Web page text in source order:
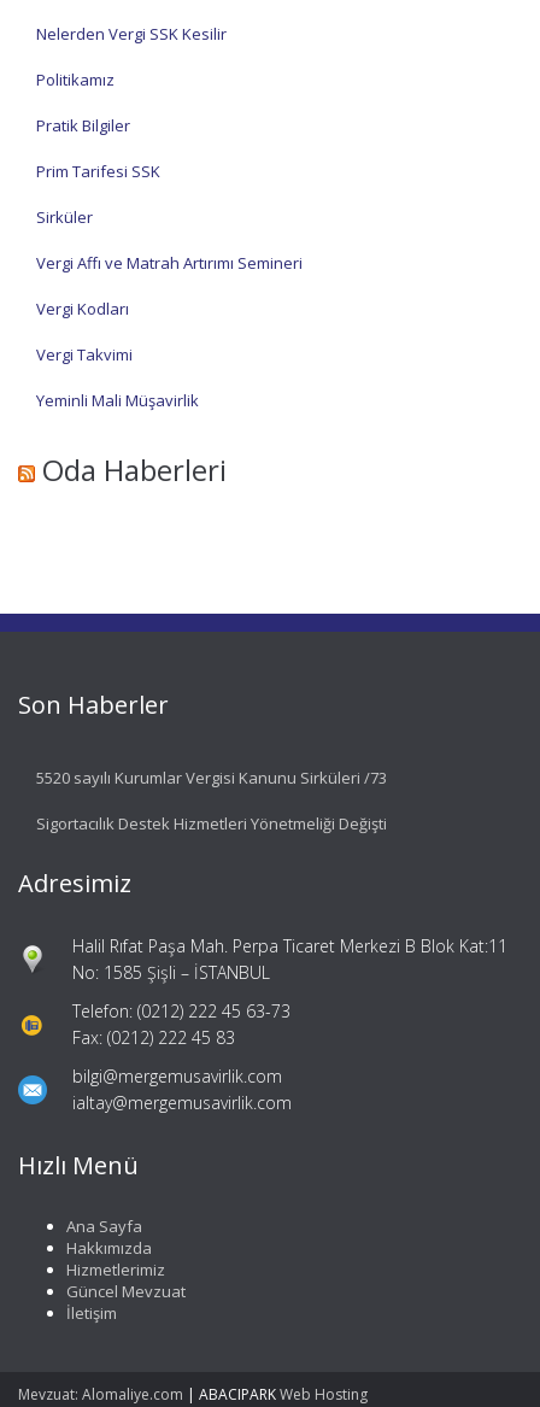
Nelerden Vergi SSK Kesilir
Politikamız
Pratik Bilgiler
Prim Tarifesi SSK
Sirküler
Vergi Affı ve Matrah Artırımı Semineri
Vergi Kodları
Vergi Takvimi
Yeminli Mali Müşavirlik
Oda Haberleri
Son Haberler
5520 sayılı Kurumlar Vergisi Kanunu Sirküleri /73
Sigortacılık Destek Hizmetleri Yönetmeliği Değişti
Adresimiz
Halil Rıfat Paşa Mah. Perpa Ticaret Merkezi B Blok Kat:11
No: 1585 Şişli – İSTANBUL
Telefon: (0212) 222 45 63-73
Fax: (0212) 222 45 83
bilgi@mergemusavirlik.com
ialtay@mergemusavirlik.com
Hızlı Menü
Ana Sayfa
Hakkımızda
Hizmetlerimiz
Güncel Mevzuat
İletişim
Mevzuat: Alomaliye.com | ABACIPARKWeb Hosting